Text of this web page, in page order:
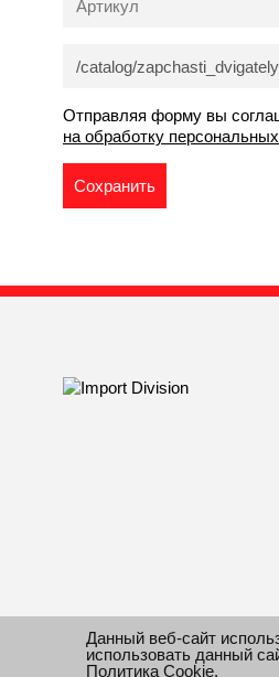
Отправляя форму вы
на обработку
© 2010-2026 Все права
Данный веб-сайт
использовать данный
Политика Cookie.